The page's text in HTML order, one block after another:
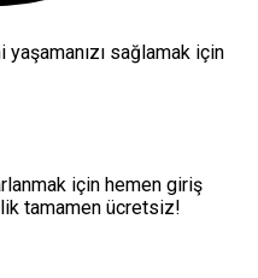
sağlamak için
için hemen giriş
tamamen ücretsiz!